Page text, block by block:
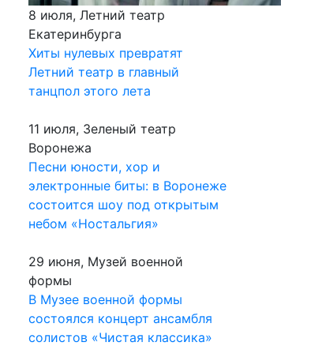
8 июля, Летний театр
Екатеринбурга
Хиты нулевых превратят
Летний театр в главный
танцпол этого лета
11 июля, Зеленый театр
Воронежа
Песни юности, хор и
электронные биты: в Воронеже
состоится шоу под открытым
небом «Ностальгия»
29 июня, Музей военной
формы
В Музее военной формы
состоялся концерт ансамбля
солистов «Чистая классика»